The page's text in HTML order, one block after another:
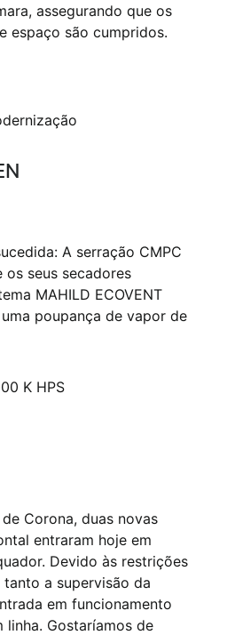
assegurando que os
espaço são cumpridos.
A serração CMPC
os seus secadores
MAHILD ECOVENT
poupança de vapor de
Corona, duas novas
entraram hoje em
Devido às restrições
a supervisão da
em funcionamento
Gostaríamos de